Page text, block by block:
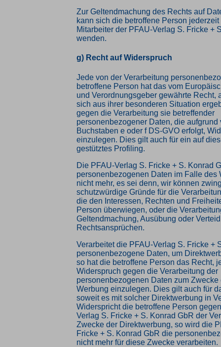
Zur Geltendmachung des Rechts auf
kann sich die betroffene Person
Mitarbeiter der PFAU-Verlag S. Fricke +
wenden.
g) Recht auf Widerspruch
Jede von der Verarbeitung
betroffene Person hat das vom
und Verordnungsgeber gewährte Recht,
sich aus ihrer besonderen Situation
gegen die Verarbeitung sie betreffender
personenbezogener Daten, die aufgrund
Buchstaben e oder f DS-GVO erfolgt,
einzulegen. Dies gilt auch für ein auf
gestütztes Profiling.
Die PFAU-Verlag S. Fricke + S. Konrad
personenbezogenen Daten im Falle des
nicht mehr, es sei denn, wir können
schutzwürdige Gründe für die
die den Interessen, Rechten und
Person überwiegen, oder die
Geltendmachung, Ausübung oder
Rechtsansprüchen.
Verarbeitet die PFAU-Verlag S. Fricke +
personenbezogene Daten, um
so hat die betroffene Person das Recht,
Widerspruch gegen die Verarbeitung der
personenbezogenen Daten zum Zwecke
Werbung einzulegen. Dies gilt auch für
soweit es mit solcher Direktwerbung in
Widerspricht die betroffene Person
Verlag S. Fricke + S. Konrad GbR der
Zwecke der Direktwerbung, so wird die
Fricke + S. Konrad GbR die
nicht mehr für diese Zwecke verarbeiten.